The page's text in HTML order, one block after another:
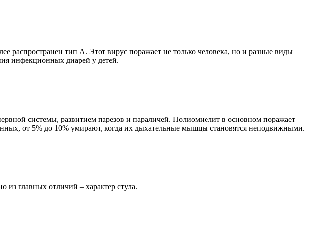
распространен тип А. Этот вирус поражает не только человека, но и разные виды
инфекционных диарей у детей.
системы, развитием парезов и параличей. Полиомиелит в основном поражает
от 5% до 10% умирают, когда их дыхательные мышцы становятся неподвижными.
из главных отличий – характер стула.